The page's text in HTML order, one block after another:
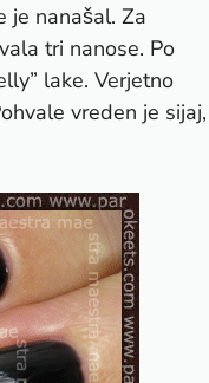
je nanašal. Za
tri nanose. Po
lake. Verjetno
vreden je sijaj,